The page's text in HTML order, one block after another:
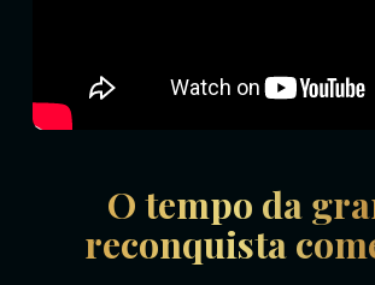
O tempo da
reconquista